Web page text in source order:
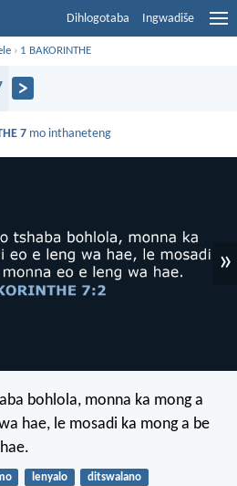
Dihlogotaba Ingwadiše
› 1 BAKORINTHE
7 mo inthaneteng
»
bohlola, monna ka mong a
hae, le mosadi ka mong a be
lenyalo ditswalano